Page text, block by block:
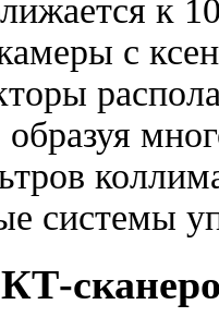
к
с
образуя
системы